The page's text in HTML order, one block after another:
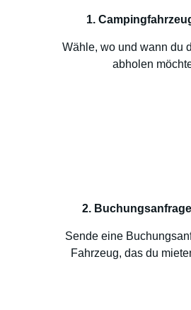
1.
Wähle, wo und wann du
abholen
2.
Sende eine
Fahrzeug, das du